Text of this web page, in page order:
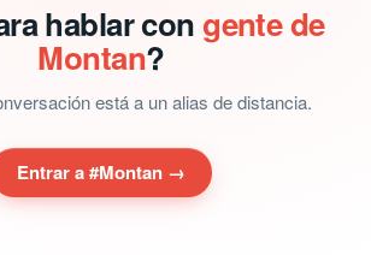
hablar con gente de
Montan?
está a un alias de distancia.
Entrar a #Montan →